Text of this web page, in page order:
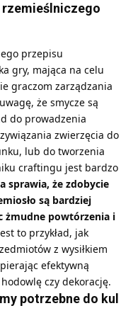
rzemieślniczego
przepisu
gry, mająca na celu
graczom zarządzania
że smycze są
do prowadzenia
zwierzęcia do
lub do tworzenia
craftingu jest bardzo
sprawia, że zdobycie
są bardziej
żmudne powtórzenia i
to przykład, jak
z wysiłkiem
efektywną
czy dekorację.
potrzebne do kul